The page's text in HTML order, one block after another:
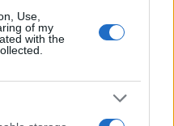
Use,
of my
with the